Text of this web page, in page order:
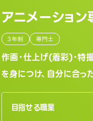
アニメーション
3年制 専門士
作画・仕上げ(着彩)・特
を身につけ、自分に合っ
目指せる職業